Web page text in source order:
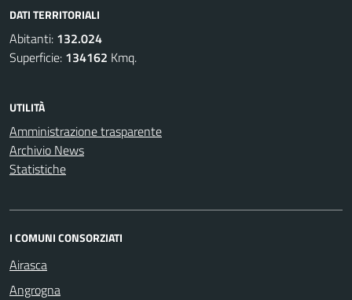
DATI TERRITORIALI
Abitanti: 132.024
Superficie: 134162 Kmq.
UTILITÀ
Amministrazione trasparente
Archivio News
Statistiche
I COMUNI CONSORZIATI
Airasca
Angrogna